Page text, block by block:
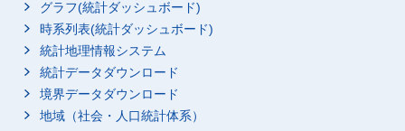
グラフ(統計ダッシュボード)
時系列表(統計ダッシュボード)
統計地理情報システム
統計データダウンロード
境界データダウンロード
地域（社会・人口統計体系）